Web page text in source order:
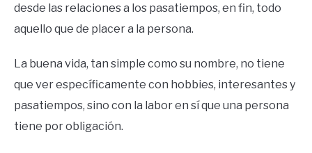
desde las relaciones a los pasatiempos, en fin, todo
aquello que de placer a la persona.
La buena vida, tan simple como su nombre, no tiene
que ver específicamente con hobbies, interesantes y
pasatiempos, sino con la labor en sí que una persona
tiene por obligación.